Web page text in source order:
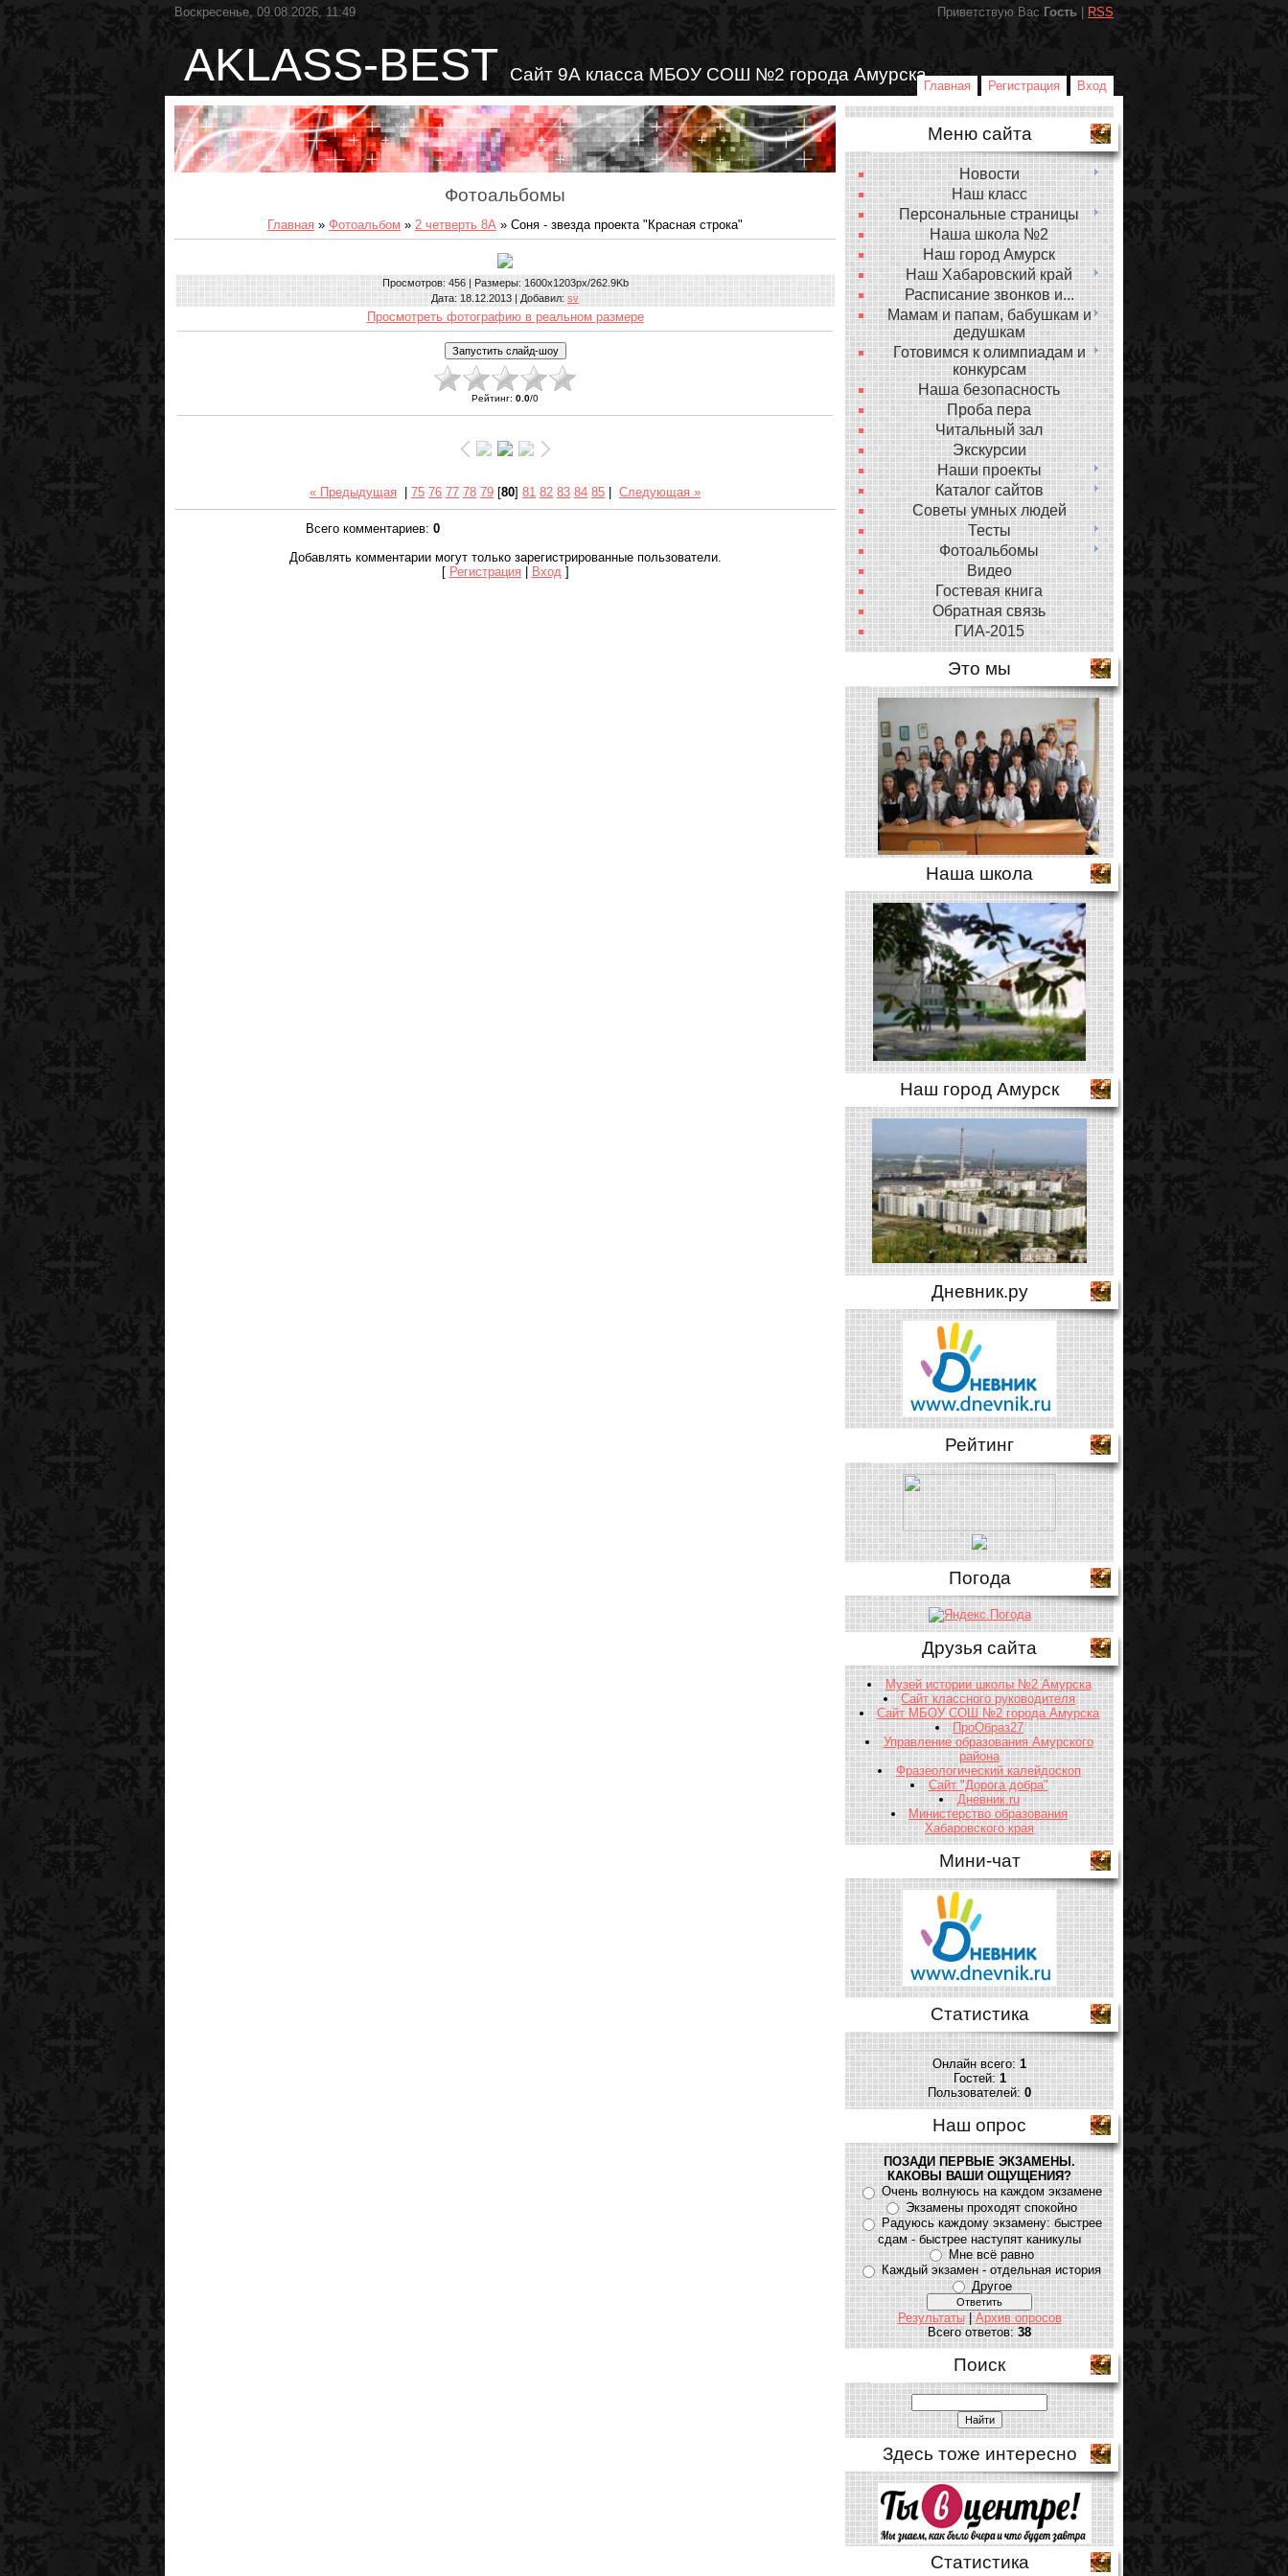
Воскресенье, 09.08.2026, 11:49 Приветствую Вас Гость RSS
AKLASS-BEST Сайт 9А класса МБОУ СОШ №2 города Амурска
Главная Регистрация Вход
Фотоальбомы
Главная » Фотоальбом » 2 четверть 8А » Соня - звезда проекта "Красная строка"
Просмотров: 456 | Размеры: 1600x1203px/262.9Kb
Дата: 18.12.2013 | Добавил: sv
Просмотреть фотографию в реальном размере
Рейтинг: 0.0/0
« Предыдущая 75 76 77 78 79 [80] 81 82 83 84 85 Следующая »
Всего комментариев: 0
Добавлять комментарии могут только зарегистрированные пользователи.
[ Регистрация | Вход ]
Меню сайта
Новости
Наш класс
Персональные страницы
Наша школа №2
Наш город Амурск
Наш Хабаровский край
Расписание звонков и...
Мамам и папам, бабушкам и
дедушкам
Готовимся к олимпиадам и
конкурсам
Наша безопасность
Проба пера
Читальный зал
Экскурсии
Наши проекты
Каталог сайтов
Советы умных людей
Тесты
Фотоальбомы
Видео
Гостевая книга
Обратная связь
ГИА-2015
Это мы
Наша школа
Наш город Амурск
Дневник.ру
Рейтинг
Погода
Друзья сайта
Музей истории школы №2 Амурска
Сайт классного руководителя
Сайт МБОУ СОШ №2 города Амурска
ПроОбраз27
Управление образования Амурского
района
Фразеологический калейдоскоп
Сайт "Дорога добра"
Дневник.ru
Министерство образования
Хабаровского края
Мини-чат
Статистика
Онлайн всего:1
Гостей:1
Пользователей:0
Наш опрос
ПОЗАДИ ПЕРВЫЕ ЭКЗАМЕНЫ.
КАКОВЫ ВАШИ ОЩУЩЕНИЯ?
Очень волнуюсь на каждом экзамене
Экзамены проходят спокойно
Радуюсь каждому экзамену: быстрее
сдам - быстрее наступят каникулы
Мне всё равно
Каждый экзамен - отдельная история
Другое
Результаты|Архив опросов
Всего ответов:38
Поиск
Здесь тоже интересно
Статистика